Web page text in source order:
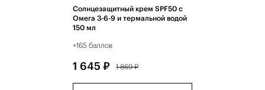
Солнцезащитный крем SPF50 с
Омега 3-6-9 и термальной водой
150 мл
+165 баллов
1 645 ₽ 1 869 ₽